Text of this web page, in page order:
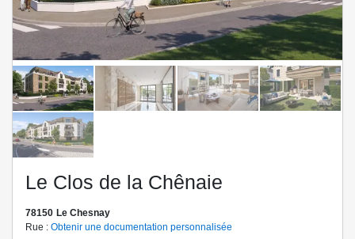
Previo
us
Next
Le Clos de la Chênaie
78150 Le Chesnay
Rue : Obtenir une documentation personnalisée